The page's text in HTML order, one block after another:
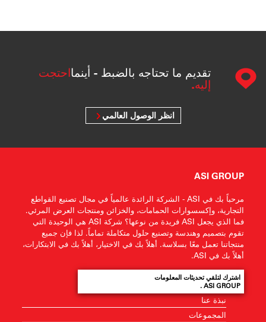
تقديم ما تحتاجه بالضبط - أينمااحتجت
إليه.
انظر الوصول العالمي
ASI GROUP
مرحباً بك في ASI - الشركة الرائدة عالمياً في مجال تصنيع القواطع
التجارية، وإكسسوارات الحمامات، والخزائن ومنتجات العرض المرئي.
فما الذي يجعل ASI فريدة من نوعها؟ شركة ASI هي الوحيدة التي
تقوم بتصميم وهندسة وتصنيع حلول متكاملة تماماً. لذا فإن جميع
منتجاتنا تعمل معًا بسلاسة. أهلاً بك في الاختيار، أهلاً بك في الابتكارات،
أهلاً بك في ASI.
اشترك لتلقي تحديثات المعلومات
ASI GROUP .
نبذة عنا
المجموعات